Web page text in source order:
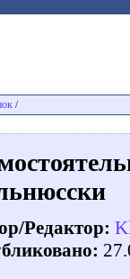
/
Редактор: